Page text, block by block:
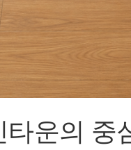
타운의 중